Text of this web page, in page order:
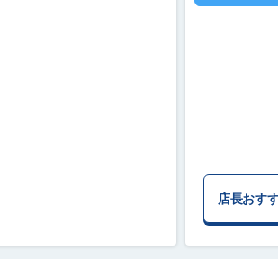
店長おす